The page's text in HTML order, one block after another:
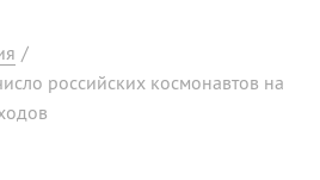
/
российских космонавтов на